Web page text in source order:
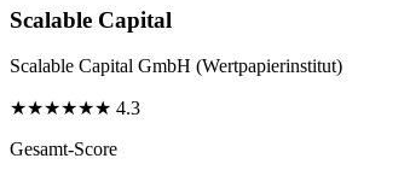
Scalable Capital
Scalable Capital GmbH (Wertpapierinstitut)
★★★★★★ 4.3
Gesamt-Score